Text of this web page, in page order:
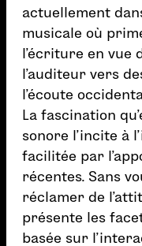
actuellement
musicale où
l’écriture en vue
l’auditeur vers
l’écoute
La fascination
sonore l’incite à
facilitée par
récentes. Sans
réclamer de
présente les
basée sur